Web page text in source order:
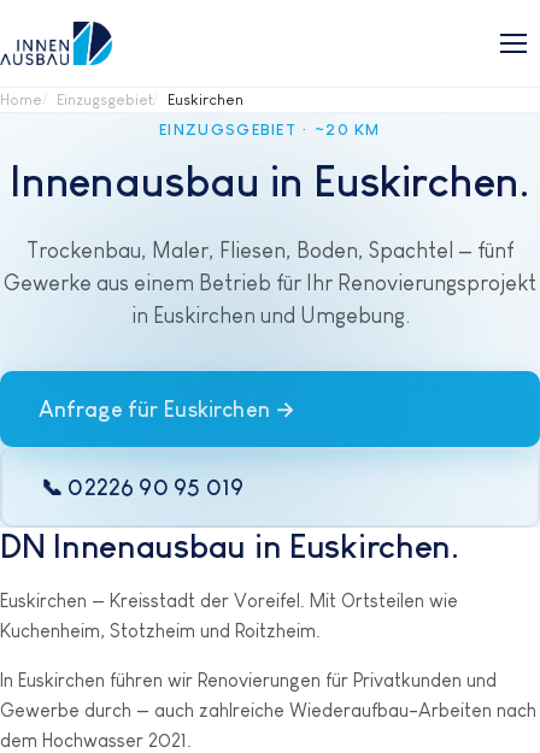
Home Einzugsgebiet
Euskirchen
EINZUGSGEBIET · ~20 KM
Innenausbau in Euskirchen.
Trockenbau, Maler, Fliesen, Boden, Spachtel — fünf
Gewerke aus einem Betrieb für Ihr Renovierungsprojekt
in Euskirchen und Umgebung.
Anfrage für Euskirchen →
📞 02226 90 95 019
DN Innenausbau in Euskirchen.
Euskirchen — Kreisstadt der Voreifel. Mit Ortsteilen wie
Kuchenheim, Stotzheim und Roitzheim.
In Euskirchen führen wir Renovierungen für Privatkunden und
Gewerbe durch — auch zahlreiche Wiederaufbau-Arbeiten nach
dem Hochwasser 2021.